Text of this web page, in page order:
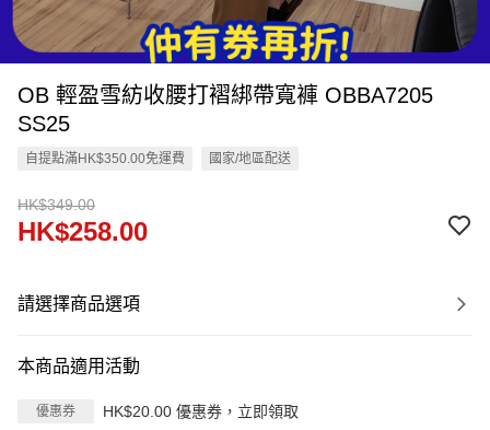
OB 輕盈雪紡收腰打褶綁帶寬褲 OBBA7205
SS25
自提點滿HK$350.00免運費 國家/地區配送
HK$349.00
HK$258.00
請選擇商品選項
本商品適用活動
優惠券 HK$20.00 優惠券，立即領取